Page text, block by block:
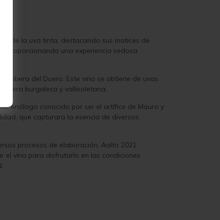
de la uva tinta, destacando sus matices de
proporcionando una experiencia sedosa
Ribera del Duero. Este vino se obtiene de uvas
ribera burgalesa y vallisoletana.
enólogo conocido por ser el artífice de Mauro y
que capturara la esencia de diversos
procesos de elaboración, Aalto 2021
el vino para disfrutarlo en las condiciones